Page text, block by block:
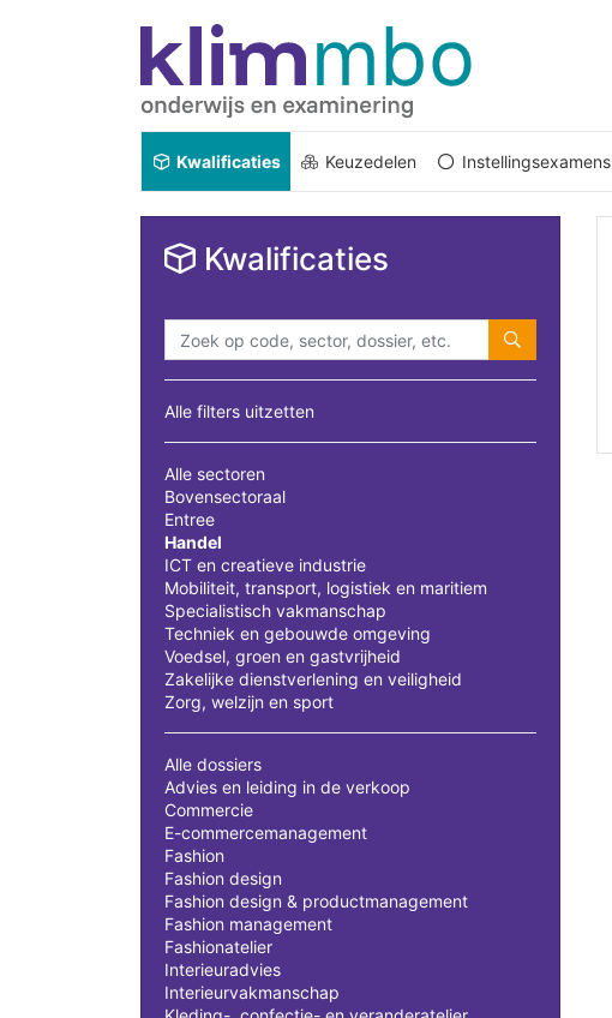
Kwalificaties Keuzedelen Instellingsexamens
Kwalificaties
Alle filters uitzetten
Alle sectoren
Bovensectoraal
Entree
Handel
ICT en creatieve industrie
Mobiliteit, transport, logistiek en maritiem
Specialistisch vakmanschap
Techniek en gebouwde omgeving
Voedsel, groen en gastvrijheid
Zakelijke dienstverlening en veiligheid
Zorg, welzijn en sport
Alle dossiers
Advies en leiding in de verkoop
Commercie
E-commercemanagement
Fashion
Fashion design
Fashion design & productmanagement
Fashion management
Fashionatelier
Interieuradvies
Interieurvakmanschap